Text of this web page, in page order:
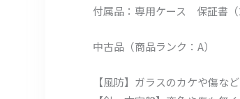
付属品：専用ケース 保証書
中古品（商品ランク：A）
【風防】ガラスのカケや傷な